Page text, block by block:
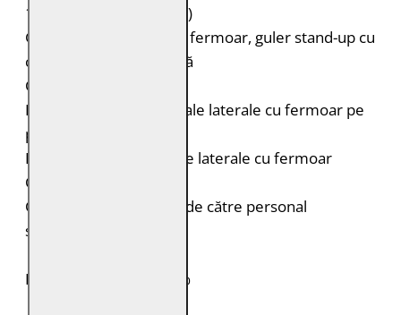
100% poliester (reciclat)
Geacă de piele biker cu fermoar, guler stand-up cu
capsă și glugă detașabilă
Cusături decorative
Două buzunare orizontale laterale cu fermoar pe
piept
Două buzunare verticale laterale cu fermoar
Croială: Regular Fit
Curățare: Spălare doar de către personal
specializat
PIELE NATURALĂ: 100%